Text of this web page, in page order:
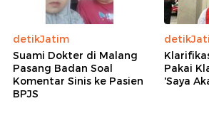
detikJatim
Suami Dokter di Malang
Pasang Badan Soal
Komentar Sinis ke Pasien
BPJS
Pakai
'Saya